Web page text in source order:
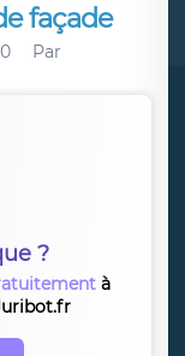
façade
0
Par
?
à